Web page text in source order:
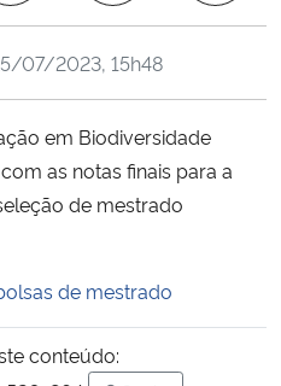
e Comunicações
07/2023, 15h48
em Biodiversidade
as notas finais para a
de mestrado
de mestrado
conteúdo: